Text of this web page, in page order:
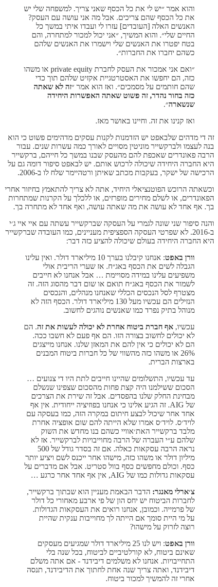
והוא אמר ״יש לי את כל הכסף שאני צריך. למשפחה שלי יש
את כל הכסף שהם צריכים. אבל מה אני עושה עם העסק?
האנשים האלה [העובדים] עזרו לי ועבדו איתי במשך כל
החיים שלי״. והוא המשיך, ״אני יכול למכור למתחרה, והם
בטח יפטרו את האנשים שלי וישמרו את האנשים שלהם
כשהם יחברו את החברות״.
״ואם אני אמכור את העסק לחברת private equity או משהו
כזה, הם יחפשו את האסטרטגיית אקזיט שלהם תוך כדי
שהם חותמים על מסמכים״. ואז הוא אמר ״זה לא שאתה
כזה בחור נהדר, זה פשוט שאתה האפשרות היחידה
שנשארה״.
ואז קנינו את זה. וחיינו באושר מאז.
זה די מדהים שלבאפט יש הזדמנות לקנות עסקים מדהימים פשוט כי הוא
בנה לעצמו ולברקשייר מוניטין מסויים לאורך כמה עשרות שנים. עבור
הרבה פאונדרים שאכפת להם מהעסק שבנו במשך כל חייהם, ברקשייר
היא החברה היחידה שיכולה לרכוש אותם. יש לבאפט סיפור דומה גם על
הרכישה של ישקר, בעקבות מכתב שאיתן ורטהיימר שלח לו ב-2006.
וכשאתה הרוכש הפוטנציאלי היחיד, אתה לא צריך להתאמץ בחיזור אחרי
הפאונדרים, או לשלם מחירים מופרזים, או ללכלך על הקרנות שמתחרות
בך. אף אחד לא עושה את מה שאתה עושה, ואף אחד לא מתחרה בך.
והנה סיפור שני שונה לגמרי על העסקה שברקשייר עשתה עם איי איי ג׳י
ב-2016. לא שפרטי העסקה הספציפית מעניינים, כמו העובדה שברקשייר
היא החברה היחידה בעולם שיכולה להציע כזה דבר:
וורן באפט
: אנחנו קיבלנו בערך 10 מיליארד דולר. ואין עלינו
הגבלה לשים את הכסף באג״ח. אז שערי הריבית אולי
משפיעים עלינו במידה מסויימת … אבל אנחנו לא חייבים
לשמור את הכסף באג״ח תואם או שום דבר מהסוג הזה. זה
מצטרף לסל הנכסים הכללי שאנחנו מנהלים, והנכסים
הנזילים הם עכשיו מעל 130 מיליארד דולר. הכסף הזה לא
מנוהל בתיק נפרד כמו שאנשים נוהגים לחשוב.
עכשיו, אף חברת ביטוח אחרת לא יכולה לעשות את זה. הם
לא יכולים לחשוב בצורה הזו. הם אף פעם לא חשבו ככה.
הם לא יכולים כי אין להם את המאזן שלנו. אנחנו מייצגים
26% או משהו כזה מהשווי של כל חברות ביטוח המבנים
בארצות הברית.
עד עכשיו, התשלומים שהיינו חייבים לתת היו די צנועים …
הסכום ששילמנו היה קצת פחות מהסכום שצפינו שנשלם
מבחינת החלק שלנו בהפסדים. אבל זה שירת את הצרכים
של AIG. זה הגיע אלינו כי אנחנו בפוזיציה ייחודית. אין אף
אחד אחר שיכול לבצע חיתום במקרה הזה, כמו בעסקה עם
לויד׳ס. לויד׳ס אמרו שלא הייתה להם שום אופציה אחרת
מלבד ברקשייר האת׳אוויי כשהם בנו מחדש את השוק
שלהם ע״י העברה של הרבה מחוייבויות לברקשייר. אז לא
נראה הרבה עסקאות כאלה. אם זה בסדר גודל של 500
מיליון דולר או משהו כזה, מישהו אחר ייכנס לשם ויציע יותר
כסף. וכולם מחפשים כסף בוול סטריט. אבל אם מדברים על
עסקאות גדולות כמו של AIG, אין אף אחד אחר כרגע …
צ׳ארלי מאנגר: הדבר הבאמת מעניין הוא שבתוך ברקשייר,
לחברות הביטוח יש יחס הון של פי ארבע מאחורי כל דולר
של פרמייה. וכמובן, אנחנו רואים את העסקאות הגדולות.
על מי היית סומך אם הייתה לך מחוייבות ענקית שהיית
רוצה לזרוק על מישהו?
וורן באפט
: ויש לנו 25 מיליארד דולר שמגיעים מעסקים
שאינם ביטוח, לא קורלטיביים לביטוח, בכל שנה בלי
התחייבויות. אנחנו לא משלמים דיבידנד - אם אתה משלם
דיבידנד, ואתה צריך שנה אחת לחתוך את הדיבידנד, תנסה
אחרי זה להמשיך למכור ביטוח.